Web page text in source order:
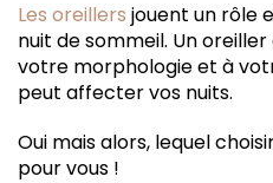
Les oreillers jouent un rôle
nuit de sommeil. Un
votre morphologie et à
peut affecter vos nuits.
Oui mais alors, lequel
pour vous !